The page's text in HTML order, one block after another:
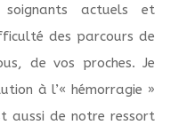
actuels et
des parcours de
de vos proches. Je
à l’« hémorragie »
aussi de notre ressort